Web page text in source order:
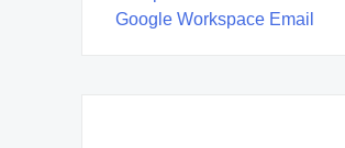
Google Workspace Email